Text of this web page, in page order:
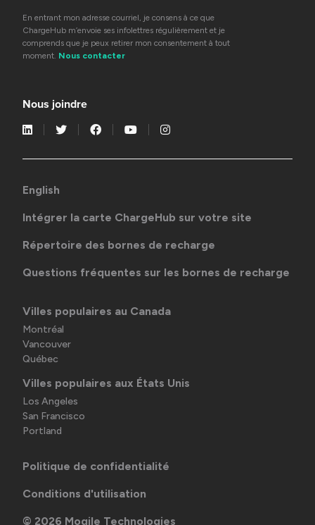
En entrant mon adresse courriel, je consens à ce que
ChargeHub m’envoie ses infolettres régulièrement et je
comprends que je peux retirer mon consentement à tout
moment. Nous contacter
Nous joindre
English
Intégrer la carte ChargeHub sur votre site
Répertoire des bornes de recharge
Questions fréquentes sur les bornes de recharge
Villes populaires au Canada
Montréal
Vancouver
Québec
Villes populaires aux États Unis
Los Angeles
San Francisco
Portland
Politique de confidentialité
Conditions d'utilisation
© 2026 Mogile Technologies